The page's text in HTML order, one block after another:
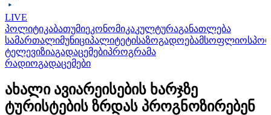
LIVE
პოლიტიკაბათუმიეკონომიკაკულტურაგანათლება
სამართალიმუნიციპალიტეტისაზოგადოებამსოფლიო
ტელევიზიაგადაცემებიპროგრამა
რადიოგადაცემები
ახალი ავიარეისების ხარჯზე
ტურისტების ზრდას პროგნოზირებენ